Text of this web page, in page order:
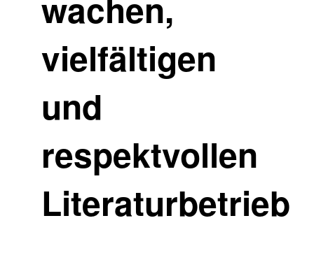
vielfältigen
und
respektvollen
Literaturbetrieb